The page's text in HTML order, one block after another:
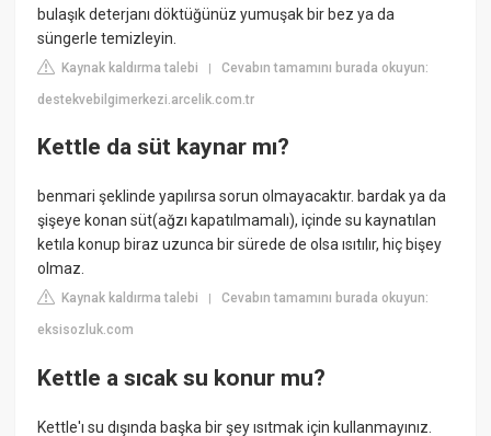
bulaşık deterjanı döktüğünüz yumuşak bir bez ya da
süngerle temizleyin.
Kaynak kaldırma talebi |Cevabın tamamını burada okuyun:
destekvebilgimerkezi.arcelik.com.tr
Kettle da süt kaynar mı?
benmari şeklinde yapılırsa sorun olmayacaktır. bardak ya da
şişeye konan süt(ağzı kapatılmamalı), içinde su kaynatılan
ketıla konup biraz uzunca bir sürede de olsa ısıtılır, hiç bişey
olmaz.
Kaynak kaldırma talebi |Cevabın tamamını burada okuyun:
eksisozluk.com
Kettle a sıcak su konur mu?
Kettle'ı su dışında başka bir şey ısıtmak için kullanmayınız.